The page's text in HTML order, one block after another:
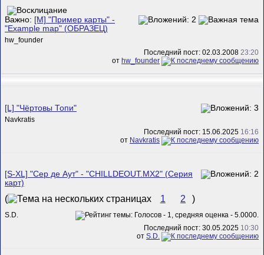
Важно: [M] "Пример карты" -
"Example map" (ОБРАЗЕЦ)
hw_founder
Последний пост: 02.03.2008 23:20
от hw_founder
[L] "Чёртовы Топи"
Navkratis
Последний пост: 15.06.2025 16:16
от Navkratis
[S-XL] "Сер де Аут" - "CHILLDEOUT.MX2" (Серия
карт)
( 1 2 )
S.D.
Последний пост: 30.05.2025 10:30
от S.D.